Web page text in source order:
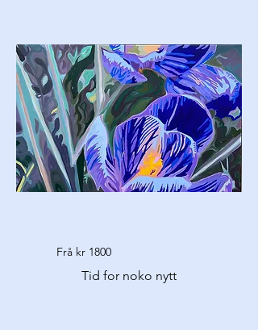
Frå kr 1800
Tid for noko nytt